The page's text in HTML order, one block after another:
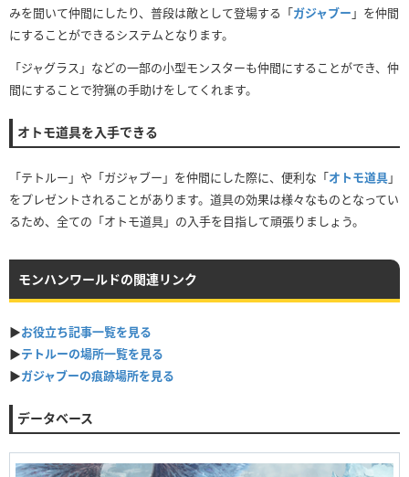
みを聞いて仲間にしたり、普段は敵として登場する「ガジャブー 」を仲間
にすることができるシステムとなります。
「ジャグラス」などの一部の小型モンスターも仲間にすることができ、仲
間にすることで狩猟の手助けをしてくれます。
オトモ道具を入手できる
「テトルー」や「ガジャブー」を仲間にした際に、便利な「オトモ道具」
をプレゼントされることがあります。道具の効果は様々なものとなってい
るため、全ての「オトモ道具」の入手を目指して頑張りましょう。
モンハンワールドの関連リンク
▶お役立ち記事一覧を見る
▶テトルーの場所一覧を見る
▶ガジャブーの痕跡場所を見る
データベース